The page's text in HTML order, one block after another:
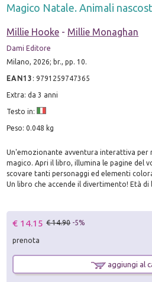
Magico Natale. Animali
Millie Hooke - Millie Monaghan
Dami Editore
Milano, 2026; br., pp. 10.
EAN13 :9791259747365
Extra: da 3 anni
Testo in:
Peso: 0.048 kg
Un'emozionante avventura interattiva per
magico. Apri il libro, illumina le pagine del
scovare tanti personaggi ed elementi
Un libro che accende il divertimento! Età di
€ 14.15 € 14.90 -5%
prenota
aggiungi al